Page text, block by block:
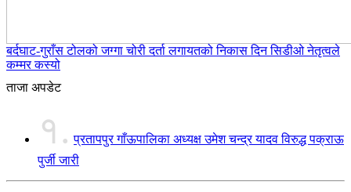
बर्दघाट-गुराँस टोलको जग्गा चोरी दर्ता लगायतको निकास दिन सिडीओ नेतृत्वले
कम्मर कस्यो
ताजा अपडेट
१. प्रतापपुर गाँऊपालिका अध्यक्ष उमेश चन्द्र यादव विरुद्ध पक्राऊ
पुर्जी जारी